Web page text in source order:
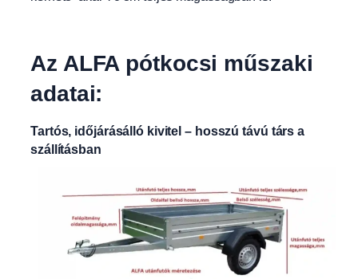
Az ALFA pótkocsi műszaki
adatai:
Tartós, időjárásálló kivitel – hosszú távú társ a
szállításban